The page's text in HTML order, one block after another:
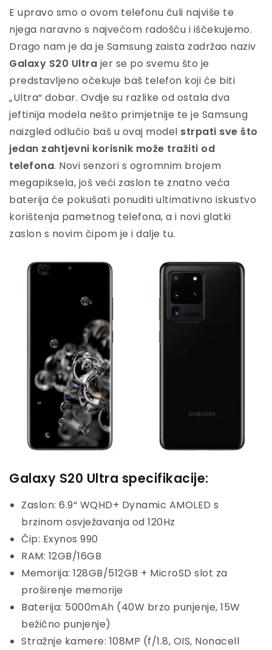
E upravo smo o ovom telefonu čuli najviše te
njega naravno s najvećom radošću i iščekujemo.
Drago nam je da je Samsung zaista zadržao naziv
Galaxy S20 Ultra jer se po svemu što je
predstavljeno očekuje baš telefon koji će biti
„Ultra“ dobar. Ovdje su razlike od ostala dva
jeftinija modela nešto primjetnije te je Samsung
naizgled odlučio baš u ovaj model strpati sve što
jedan zahtjevni korisnik može tražiti od
telefona. Novi senzori s ogromnim brojem
megapiksela, još veći zaslon te znatno veća
baterija će pokušati ponuditi ultimativno iskustvo
korištenja pametnog telefona, a i novi glatki
zaslon s novim čipom je i dalje tu.
Galaxy S20 Ultra specifikacije:
Zaslon: 6.9“ WQHD+ Dynamic AMOLED s
brzinom osvježavanja od 120Hz
Čip: Exynos 990
RAM: 12GB/16GB
Memorija: 128GB/512GB + MicroSD slot za
proširenje memorije
Baterija: 5000mAh (40W brzo punjenje, 15W
bežično punjenje)
Stražnje kamere: 108MP (f/1.8, OIS, Nonacell